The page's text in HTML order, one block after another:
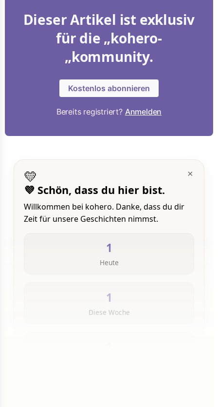
Dieser Artikel ist exklusiv
für die „kohero-
„kommunity.
Kostenlos abonnieren
Bereits registriert? Anmelden
×
💛
💜 Schön, dass du hier bist.
Willkommen bei kohero. Danke, dass du dir
Zeit für unsere Geschichten nimmst.
1
Heute
1
Diese Woche